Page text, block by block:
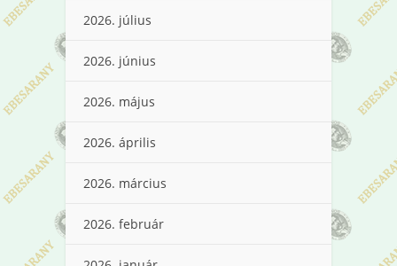
2026. július
2026. június
2026. május
2026. április
2026. március
2026. február